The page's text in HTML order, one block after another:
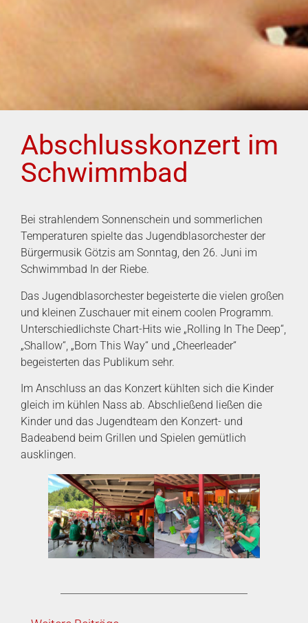
Abschlusskonzert im
Schwimmbad
Bei strahlendem Sonnenschein und sommerlichen
Temperaturen spielte das Jugendblasorchester der
Bürgermusik Götzis am Sonntag, den 26. Juni im
Schwimmbad In der Riebe.
Das Jugendblasorchester begeisterte die vielen großen
und kleinen Zuschauer mit einem coolen Programm.
Unterschiedlichste Chart-Hits wie „Rolling In The Deep“,
„Shallow“, „Born This Way“ und „Cheerleader“
begeisterten das Publikum sehr.
Im Anschluss an das Konzert kühlten sich die Kinder
gleich im kühlen Nass ab. Abschließend ließen die
Kinder und das Jugendteam den Konzert- und
Badeabend beim Grillen und Spielen gemütlich
ausklingen.